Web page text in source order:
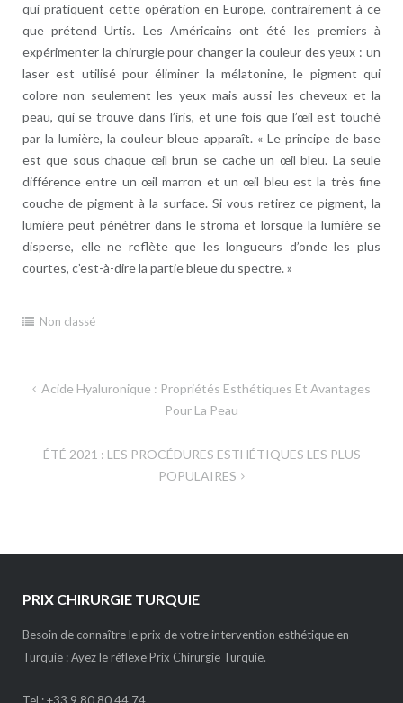
qui pratiquent cette opération en Europe, contrairement à ce
que prétend Urtis. Les Américains ont été les premiers à
expérimenter la chirurgie pour changer la couleur des yeux : un
laser est utilisé pour éliminer la mélatonine, le pigment qui
colore non seulement les yeux mais aussi les cheveux et la
peau, qui se trouve dans l’iris, et une fois que l’œil est touché
par la lumière, la couleur bleue apparaît. « Le principe de base
est que sous chaque œil brun se cache un œil bleu. La seule
différence entre un œil marron et un œil bleu est la très fine
couche de pigment à la surface. Si vous retirez ce pigment, la
lumière peut pénétrer dans le stroma et lorsque la lumière se
disperse, elle ne reflète que les longueurs d’onde les plus
courtes, c’est-à-dire la partie bleue du spectre. »
Non classé
Navigation
Acide Hyaluronique : Propriétés Esthétiques Et Avantages
Pour La Peau
ÉTÉ 2021 : LES PROCÉDURES ESTHÉTIQUES LES PLUS
POPULAIRES
PRIX CHIRURGIE TURQUIE
Besoin de connaître le prix de votre intervention esthétique en
Turquie : Ayez le réflexe Prix Chirurgie Turquie.